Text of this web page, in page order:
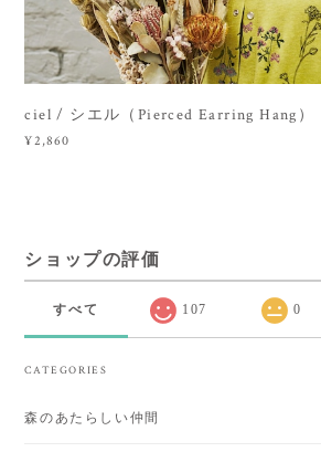
ciel / シエル（Pierced Earring Hang）
¥2,860
ショップの評価
すべて 107 0
CATEGORIES
森のあたらしい仲間